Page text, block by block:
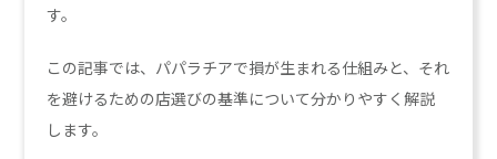
す。
この記事では、パパラチアで損が生まれる仕組みと、それ
を避けるための店選びの基準について分かりやすく解説
します。